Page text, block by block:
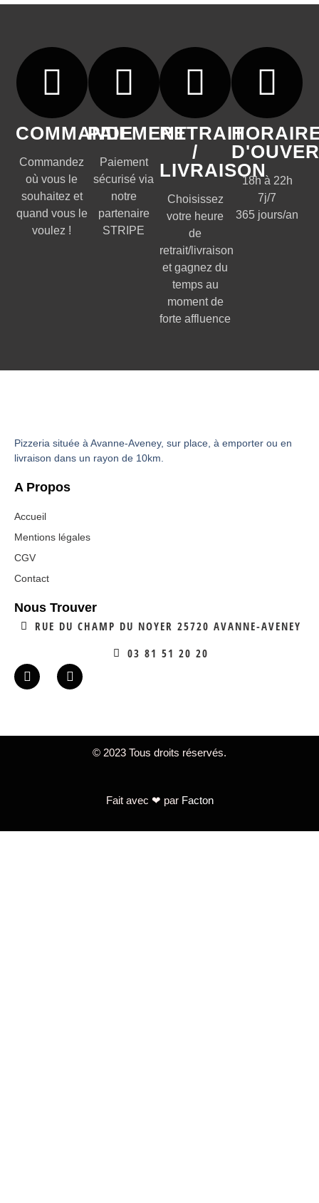
COMMANDE
Commandez
où vous le
souhaitez et
quand vous le
voulez !
PAIEMENT
Paiement
sécurisé via
notre
partenaire
STRIPE
RETRAIT
/
LIVRAISON
Choisissez
votre heure
de
retrait/livraison
et gagnez du
temps au
moment de
forte affluence
18h à 22h
7j/7
365 jours/an
Pizzeria située à Avanne-Aveney, sur place, à emporter ou en
livraison dans un rayon de 10km.
A Propos
Accueil
Mentions légales
CGV
Contact
Nous Trouver
RUE DU CHAMP DU NOYER 25720 AVANNE-AVENEY
03 81 51 20 20
© 2023 Tous droits réservés.
Fait avec ❤ par Facton